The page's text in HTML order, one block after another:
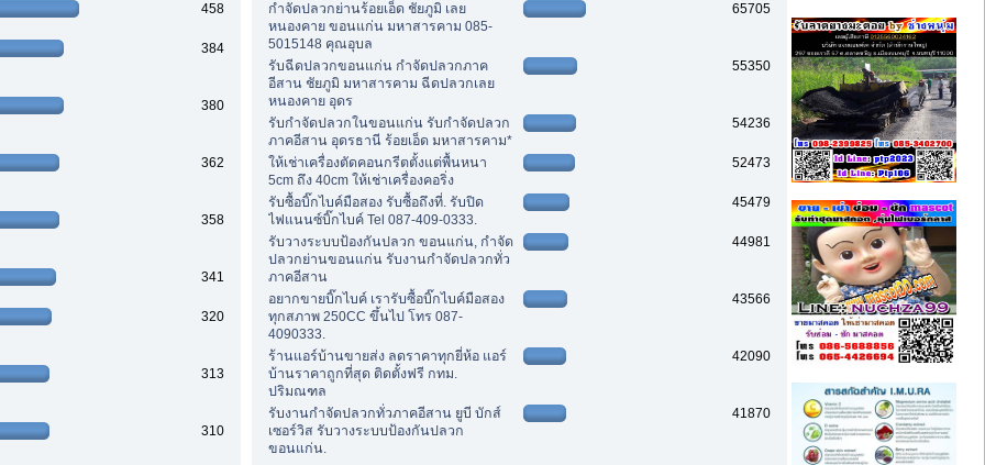
458
384
380
362
358
341
320
313
310
กำจัดปลวกย่านร้อยเอ็ด ชัยภูมิ เลย
หนองคาย ขอนแก่น มหาสารคาม 085-
5015148 คุณอุบล
65705
รับฉีดปลวกขอนแก่น กำจัดปลวกภาค
อีสาน ชัยภูมิ มหาสารคาม ฉีดปลวกเลย
หนองคาย อุดร
55350
รับกำจัดปลวกในขอนแก่น รับกำจัดปลวก
ภาคอีสาน อุดรธานี ร้อยเอ็ด มหาสารคาม*
54236
ให้เช่าเครื่องตัดคอนกรีตตั้งแต่พื้นหนา
5cm ถึง 40cm ให้เช่าเครื่องคอริ่ง
52473
รับซื้อบิ๊กไบค์มือสอง รับซื้อถึงที่. รับปิด
ไฟแนนซ์บิ๊กไบค์ Tel 087-409-0333.
45479
รับวางระบบป้องกันปลวก ขอนแก่น, กำจัด
ปลวกย่านขอนแก่น รับงานกำจัดปลวกทั่ว
ภาคอีสาน
44981
อยากขายบิ๊กไบค์ เรารับซื้อบิ๊กไบค์มือสอง
ทุกสภาพ 250CC ขึ้นไป โทร 087-
4090333.
43566
ร้านแอร์บ้านขายส่ง ลดราคาทุกยี่ห้อ แอร์
บ้านราคาถูกที่สุด ติดตั้งฟรี กทม.
ปริมณฑล
42090
รับงานกำจัดปลวกทั่วภาคอีสาน ยูบี บักส์
เซอร์วิส รับวางระบบป้องกันปลวก
ขอนแก่น.
41870